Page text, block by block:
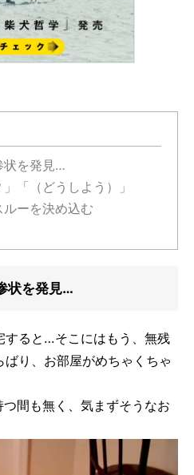
状を発見…
「（どうしよう）」
ーを決め込む
状を発見…
すると…そこにはもう、無残
り、お部屋がめちゃくちゃ
間も無く、気まずそうなお